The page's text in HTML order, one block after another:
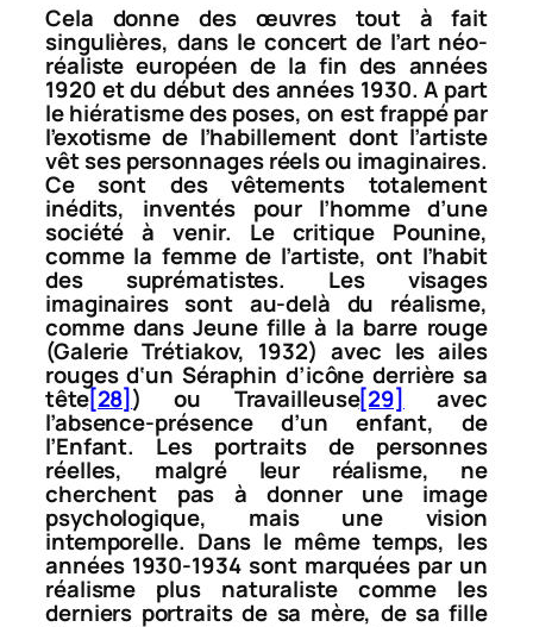
Cela donne des œuvres tout à fait
singulières, dans le concert de l’art néo-
réaliste européen de la fin des années
1920 et du début des années 1930. A part
le hiératisme des poses, on est frappé par
l’exotisme de l’habillement dont l’artiste
vêt ses personnages réels ou imaginaires.
Ce sont des vêtements totalement
inédits, inventés pour l’homme d’une
société à venir. Le critique Pounine,
comme la femme de l’artiste, ont l’habit
des suprématistes. Les visages
imaginaires sont au-delà du réalisme,
comme dansJeune fille à la barre rouge
(Galerie Trétiakov, 1932) avec les ailes
rouges d‘un Séraphin d’icône derrière sa
tête[28]) ouTravailleuse[29] avec
l’absence-présence d’un enfant, de
l’Enfant. Les portraits de personnes
réelles, malgré leur réalisme, ne
cherchent pas à donner une image
psychologique, mais une vision
intemporelle. Dans le même temps, les
années 1930-1934 sont marquées par un
réalisme plus naturaliste comme les
derniers portraits de sa mère, de sa fille